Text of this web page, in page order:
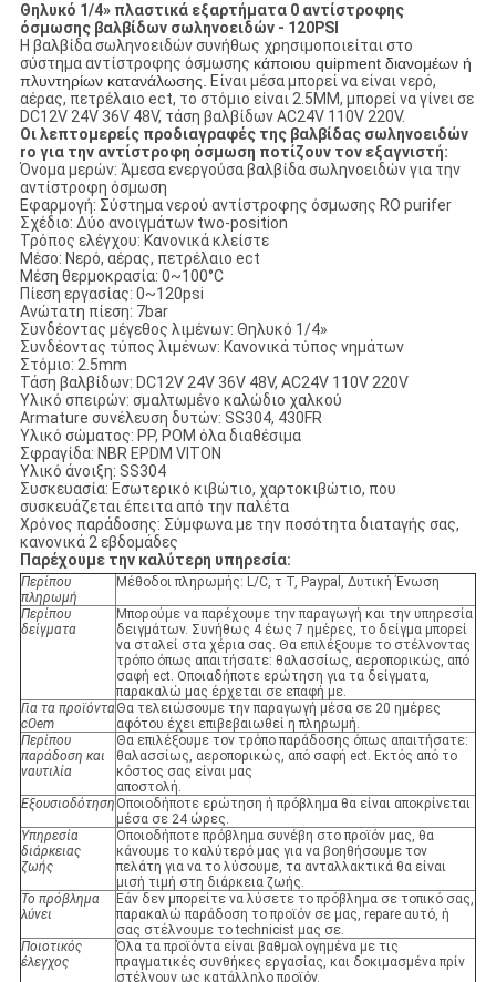
Θηλυκό 1/4» πλαστικά εξαρτήματα 0 αντίστροφης
όσμωσης βαλβίδων σωληνοειδών - 120PSI
Η βαλβίδα σωληνοειδών συνήθως χρησιμοποιείται στο
σύστημα αντίστροφης όσμωσης κάποιου quipment διανομέων ή
πλυντηρίων κατανάλωσης. Είναι μέσα μπορεί να είναι νερό,
αέρας, πετρέλαιο ect, το στόμιο είναι 2.5MM, μπορεί να γίνει σε
DC12V 24V 36V 48V, τάση βαλβίδων AC24V 110V 220V.
Οι λεπτομερείς προδιαγραφές της βαλβίδας σωληνοειδών
ro για την αντίστροφη όσμωση ποτίζουν τον εξαγνιστή:
Όνομα μερών: Άμεσα ενεργούσα βαλβίδα σωληνοειδών για την
αντίστροφη όσμωση
Εφαρμογή: Σύστημα νερού αντίστροφης όσμωσης RO purifer
Σχέδιο: Δύο ανοιγμάτων two-position
Τρόπος ελέγχου: Κανονικά κλείστε
Μέσο: Νερό, αέρας, πετρέλαιο ect
Μέση θερμοκρασία: 0~100°C
Πίεση εργασίας: 0~120psi
Ανώτατη πίεση: 7bar
Συνδέοντας μέγεθος λιμένων: Θηλυκό 1/4»
Συνδέοντας τύπος λιμένων: Κανονικά τύπος νημάτων
Στόμιο: 2.5mm
Τάση βαλβίδων: DC12V 24V 36V 48V, AC24V 110V 220V
Υλικό σπειρών: σμαλτωμένο καλώδιο χαλκού
Armature συνέλευση δυτών: SS304, 430FR
Υλικό σώματος: PP, POM όλα διαθέσιμα
Σφραγίδα: NBR EPDM VITON
Υλικό άνοιξη: SS304
Συσκευασία: Εσωτερικό κιβώτιο, χαρτοκιβώτιο, που
συσκευάζεται έπειτα από την παλέτα
Χρόνος παράδοσης: Σύμφωνα με την ποσότητα διαταγής σας,
κανονικά 2 εβδομάδες
Παρέχουμε την καλύτερη υπηρεσία:
Περίπου
πληρωμή
Μέθοδοι πληρωμής: L/C, τ Τ, Paypal, Δυτική Ένωση
Περίπου
δείγματα
Μπορούμε να παρέχουμε την παραγωγή και την υπηρεσία
δειγμάτων. Συνήθως 4 έως 7 ημέρες, το δείγμα μπορεί
να σταλεί στα χέρια σας. Θα επιλέξουμε το στέλνοντας
τρόπο όπως απαιτήσατε: θαλασσίως, αεροπορικώς, από
σαφή ect. Οποιαδήποτε ερώτηση για τα δείγματα,
παρακαλώ μας έρχεται σε επαφή με.
Για τα προϊόντα
cOem
Θα τελειώσουμε την παραγωγή μέσα σε 20 ημέρες
αφότου έχει επιβεβαιωθεί η πληρωμή.
Περίπου
παράδοση και
ναυτιλία
Θα επιλέξουμε τον τρόπο παράδοσης όπως απαιτήσατε:
θαλασσίως, αεροπορικώς, από σαφή ect. Εκτός από το
κόστος σας είναι μας
αποστολή.
Εξουσιοδότηση Οποιοδήποτε ερώτηση ή πρόβλημα θα είναι αποκρίνεται
μέσα σε 24 ώρες.
Υπηρεσία
διάρκειας
ζωής
Οποιοδήποτε πρόβλημα συνέβη στο προϊόν μας, θα
κάνουμε το καλύτερό μας για να βοηθήσουμε τον
πελάτη για να το λύσουμε, τα ανταλλακτικά θα είναι
μισή τιμή στη διάρκεια ζωής.
Το πρόβλημα
λύνει
Εάν δεν μπορείτε να λύσετε το πρόβλημα σε τοπικό σας,
παρακαλώ παράδοση το προϊόν σε μας, repare αυτό, ή
σας στέλνουμε το technicist μας σε.
Ποιοτικός
έλεγχος
Όλα τα προϊόντα είναι βαθμολογημένα με τις
πραγματικές συνθήκες εργασίας, και δοκιμασμένα πρίν
στέλνουν ως κατάλληλο προϊόν.